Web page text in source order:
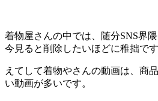
着物屋さんの中では、随分SNS界
今見ると削除したいほどに稚拙で
えてして着物やさんの動画は、商
い動画が多いです。